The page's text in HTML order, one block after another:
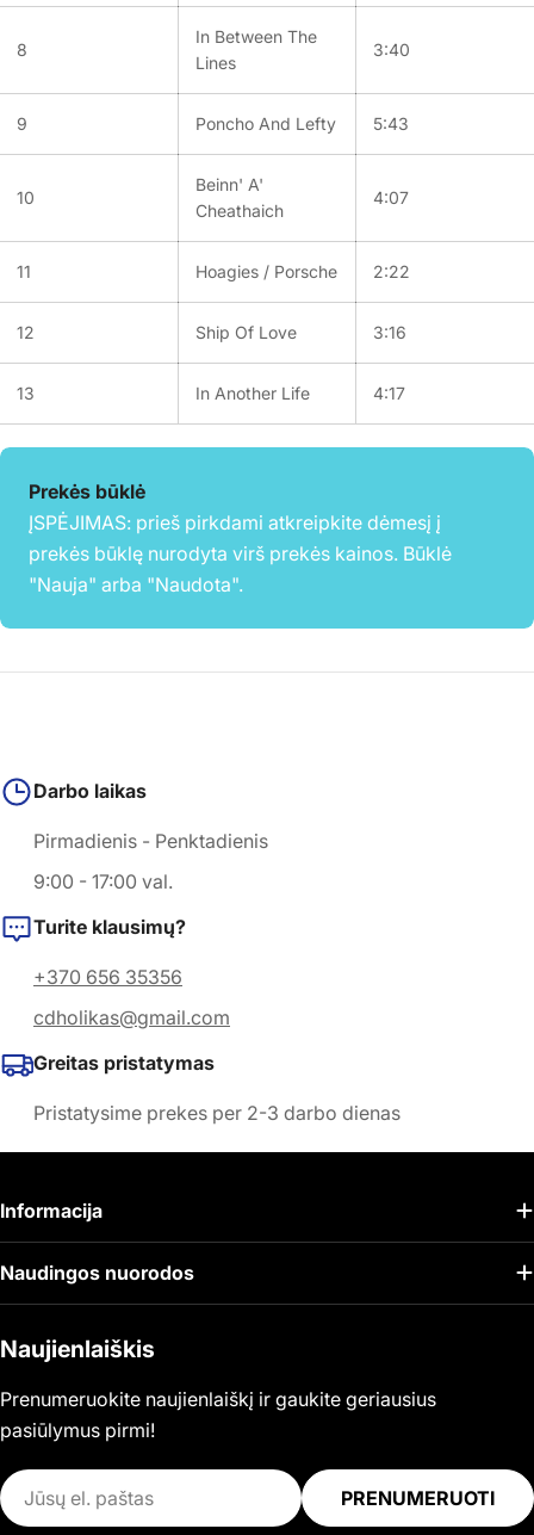
8
In Between The
Lines
3:40
9 Poncho And Lefty 5:43
10
Beinn' A'
Cheathaich
4:07
11 Hoagies / Porsche 2:22
12 Ship Of Love 3:16
13 In Another Life 4:17
Prekės būklė
ĮSPĖJIMAS: prieš pirkdami atkreipkite dėmesį į
prekės būklę nurodyta virš prekės kainos. Būklė
"Nauja" arba "Naudota".
Darbo laikas
Pirmadienis - Penktadienis
9:00 - 17:00 val.
Turite klausimų?
+370 656 35356
cdholikas@gmail.com
Greitas pristatymas
Pristatysime prekes per 2-3 darbo dienas
Naujienlaiškis
Prenumeruokite naujienlaiškį ir gaukite geriausius
pasiūlymus pirmi!
El.
paštas
PRENUMERUOTI
Informacija
Naudingos nuorodos